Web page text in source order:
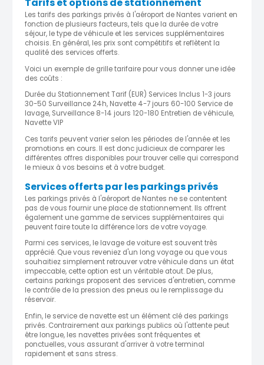
Les tarifs des parkings privés à l'aéroport de Nantes varient en
fonction de plusieurs facteurs, tels que la durée de votre
séjour, le type de véhicule et les services supplémentaires
choisis. En général, les prix sont compétitifs et reflètent la
qualité des services offerts.
Voici un exemple de grille tarifaire pour vous donner une idée
des coûts :
Durée du Stationnement Tarif (EUR) Services Inclus 1-3 jours
30-50 Surveillance 24h, Navette 4-7 jours 60-100 Service de
lavage, Surveillance 8-14 jours 120-180 Entretien de véhicule,
Navette VIP
Ces tarifs peuvent varier selon les périodes de l'année et les
promotions en cours. Il est donc judicieux de comparer les
différentes offres disponibles pour trouver celle qui correspond
le mieux à vos besoins et à votre budget.
Services offerts par les parkings privés
Les parkings privés à l'aéroport de Nantes ne se contentent
pas de vous fournir une place de stationnement. Ils offrent
également une gamme de services supplémentaires qui
peuvent faire toute la différence lors de votre voyage.
Parmi ces services, le lavage de voiture est souvent très
apprécié. Que vous reveniez d'un long voyage ou que vous
souhaitiez simplement retrouver votre véhicule dans un état
impeccable, cette option est un véritable atout. De plus,
certains parkings proposent des services d'entretien, comme
le contrôle de la pression des pneus ou le remplissage du
réservoir.
Enfin, le service de navette est un élément clé des parkings
privés. Contrairement aux parkings publics où l'attente peut
être longue, les navettes privées sont fréquentes et
ponctuelles, vous assurant d'arriver à votre terminal
rapidement et sans stress.